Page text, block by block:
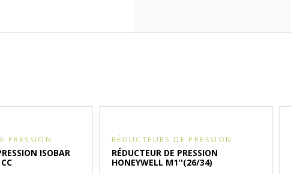
PRESSION
ISOBAR
RÉDUCTEURS DE PRESSION
RÉDUCTEUR DE PRESSION
HONEYWELL M1''(26/34)